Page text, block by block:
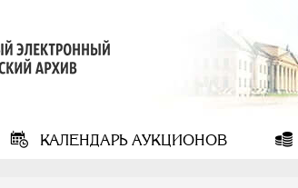
КАЛЕНДАРЬАУКЦИОНОВ